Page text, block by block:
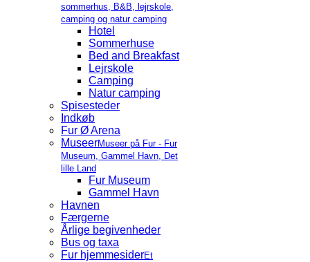
sommerhus, B&B, lejrskole,
camping og natur camping
Hotel
Sommerhuse
Bed and Breakfast
Lejrskole
Camping
Natur camping
Spisesteder
Indkøb
Fur Ø Arena
MuseerMuseer på Fur - Fur
Museum, Gammel Havn, Det
lille Land
Fur Museum
Gammel Havn
Havnen
Færgerne
Årlige begivenheder
Bus og taxa
Fur hjemmesiderEt